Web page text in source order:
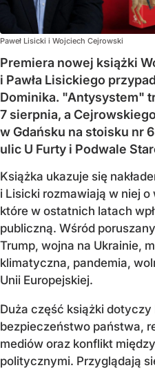
Paweł Lisicki i Wojciech Cejrowski
Premiera nowej książki
i Pawła Lisickiego
Dominika. "Antysystem"
7 sierpnia, a
w Gdańsku na stoisku nr
ulic U Furty i Podwale
Książka ukazuje się
i Lisicki rozmawiają w niej
które w ostatnich latach
publiczną. Wśród
Trump, wojna na Ukrainie,
klimatyczna, pandemia,
Unii Europejskiej.
Duża część książki
bezpieczeństwo państwa,
mediów oraz konflikt
politycznymi. Przyglądają